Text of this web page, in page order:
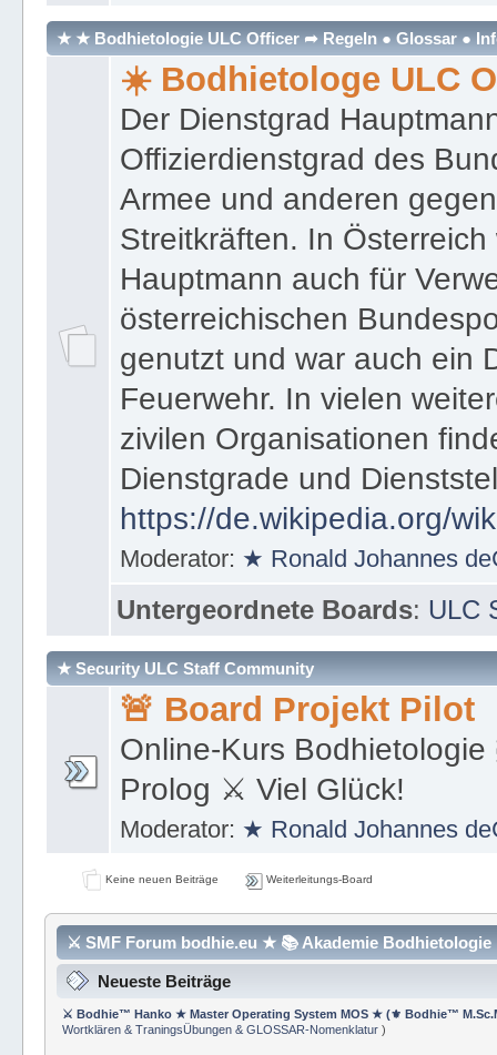
★ ★ Bodhietologie ULC Officer ➦ Regeln ● Glossar ●
☀️ Bodhietologe ULC
Der Dienstgrad
Offizierdienstgrad des
Armee und anderen
Streitkräften. In
Hauptmann auch für
österreichischen
genutzt und war auch ein
Feuerwehr. In vielen
zivilen Organisationen
Dienstgrade und
https://de.wikipedia.org/
Moderator: ★ Ronald Johannes
Untergeordnete Boards: ULC
★ Security ULC Staff Community
🚨 Board Projekt Pilot
Online-Kurs
Prolog ⚔ Viel Glück!
Moderator: ★ Ronald Johannes
Keine neuen Beiträge Weiterleitungs-Board
⚔ SMF Forum bodhie.eu ★ 📚 Akademie
Neueste Beiträge
⚔ Bodhie™ Hanko ★ Master Operating System MOS ★ (⚜ Bodhie™
Wortklären & TraningsÜbungen & GLOSSAR-Nomenklatur)